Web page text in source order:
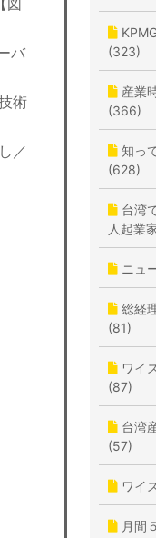
バ
術
／
(323)
産業
(366)
知っ
(628)
台湾
人起業
ニュ
総経
(81)
ワイ
(87)
台湾
(57)
ワイ
月間